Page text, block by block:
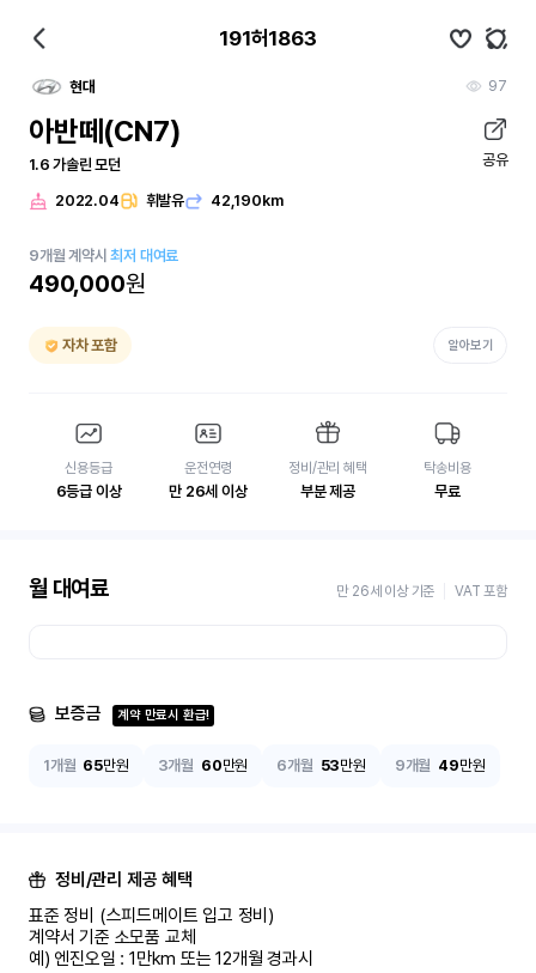
191허1863
현대 97
아반떼(CN7)
1.6 가솔린 모던 공유
2022.04 휘발유 42,190km
9개월 계약시최저 대여료
490,000원
자차 포함 알아보기
신용등급
6등급 이상
운전연령
만 26세 이상
정비/관리 혜택
부분 제공
탁송비용
무료
월 대여료 만 26세 이상 기준 VAT 포함
보증금 계약 만료시 환급!
1개월 65만원 3개월 60만원 6개월 53만원 9개월 49만원
정비/관리 제공 혜택
표준 정비 (스피드메이트 입고 정비)
계약서 기준 소모품 교체
예) 엔진오일 : 1만km 또는 12개월 경과시